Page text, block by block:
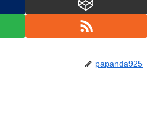
papanda925